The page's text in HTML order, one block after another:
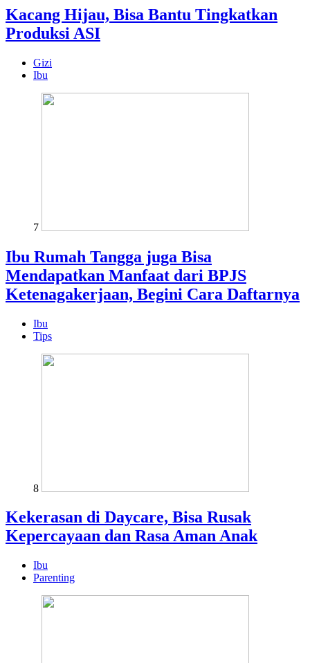
Kacang Hijau, Bisa Bantu Tingkatkan
Produksi ASI
Gizi
Ibu
7
Ibu Rumah Tangga juga Bisa
Mendapatkan Manfaat dari BPJS
Ketenagakerjaan, Begini Cara Daftarnya
Ibu
Tips
8
Kekerasan di Daycare, Bisa Rusak
Kepercayaan dan Rasa Aman Anak
Ibu
Parenting